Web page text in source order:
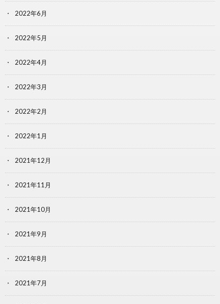
2022年6月
2022年5月
2022年4月
2022年3月
2022年2月
2022年1月
2021年12月
2021年11月
2021年10月
2021年9月
2021年8月
2021年7月